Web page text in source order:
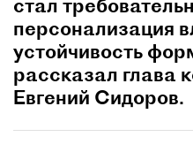
стал
персонализация
устойчивость
рассказал
Евгений Сидоров.